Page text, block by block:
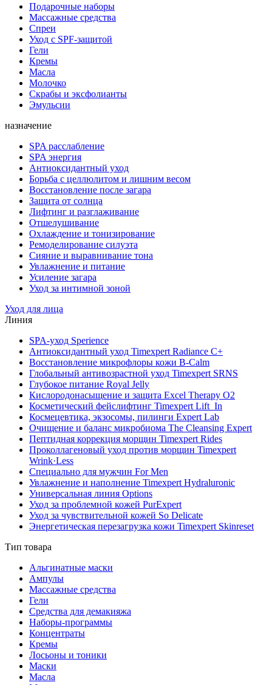
Подарочные наборы
Массажные средства
Спреи
Уход с SPF-защитой
Гели
Кремы
Масла
Молочко
Скрабы и эксфолианты
Эмульсии
назначение
SPA расслабление
SPA энергия
Антиоксидантный уход
Борьба с целлюлитом и лишним весом
Восстановление после загара
Защита от солнца
Лифтинг и разглаживание
Отшелушивание
Охлаждение и тонизирование
Ремоделирование силуэта
Сияние и выравнивание тона
Увлажнение и питание
Усиление загара
Уход за интимной зоной
Уход для лица
Линия
SPA-уход Sperience
Антиоксидантный уход Timexpert Radiance C+
Восстановление микрофлоры кожи B-Calm
Глобальный антивозрастной уход Timexpert SRNS
Глубокое питание Royal Jelly
Кислородонасыщение и защита Excel Therapy O2
Косметический фейслифтинг Timexpert Lift_In
Космецевтика, экзосомы, пилинги Expert Lab
Очищение и баланс микробиома The Cleansing Expert
Пептидная коррекция морщин Timexpert Rides
Проколлагеновый уход против морщин Timexpert
Wrink·Less
Специально для мужчин For Men
Увлажнение и наполнение Timexpert Hydraluronic
Универсальная линия Options
Уход за проблемной кожей PurExpert
Уход за чувствительной кожей So Delicate
Энергетическая перезагрузка кожи Timexpert Skinreset
Тип товара
Альгинатные маски
Ампулы
Массажные средства
Гели
Средства для демакияжа
Наборы-программы
Концентраты
Кремы
Лосьоны и тоники
Маски
Масла